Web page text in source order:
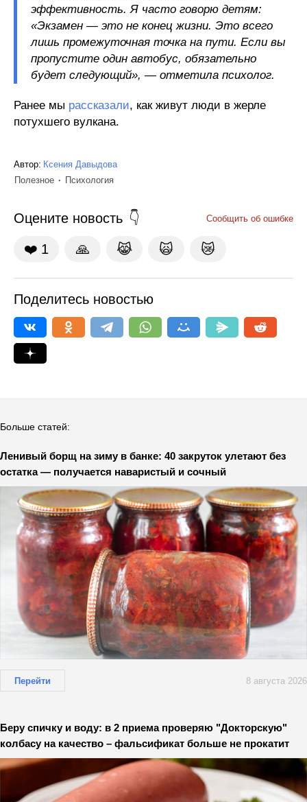
эффективность. Я часто говорю детям:
«Экзамен — это не конец жизни. Это всего
лишь промежуточная точка на пути. Если вы
пропустите один автобус, обязательно
будет следующий», — отметила психолог.
Ранее мы рассказали, как живут люди в жерле
потухшего вулкана.
Автор: Ксения Давыдова
Полезное
Психология
Оцените новость Сообщить об ошибке
❤️ 1 🙏 😹 🙀 😿
Поделитесь новостью
Больше статей:
Ленивый борщ на зиму в банке: 40 закруток улетают без
остатка — получается наваристый и сочный
Перейти 8 августа 2026
Беру спичку и воду: в 2 приема проверяю "Докторскую"
колбасу на качество – фальсификат больше не прокатит